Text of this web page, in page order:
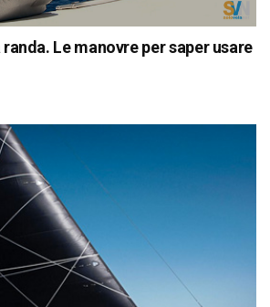
Le manovre per saper usare